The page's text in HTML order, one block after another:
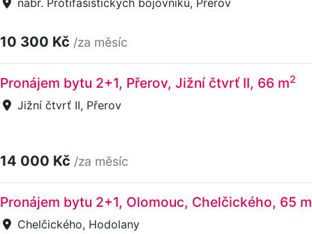
10 300 Kč /za měsíc
Pronájem bytu 2+1, Přerov, Jižní čtvrť II, 66 m2
Jižní čtvrť II, Přerov
14 000 Kč /za měsíc
Pronájem bytu 2+1, Olomouc, Chelčického, 65 m
Chelčického, Hodolany